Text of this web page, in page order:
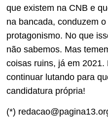
que existem na CNB e
na bancada, conduzem
protagonismo. No que
não sabemos. Mas
coisas ruins, já em 2021.
continuar lutando para
candidatura própria!
(*)